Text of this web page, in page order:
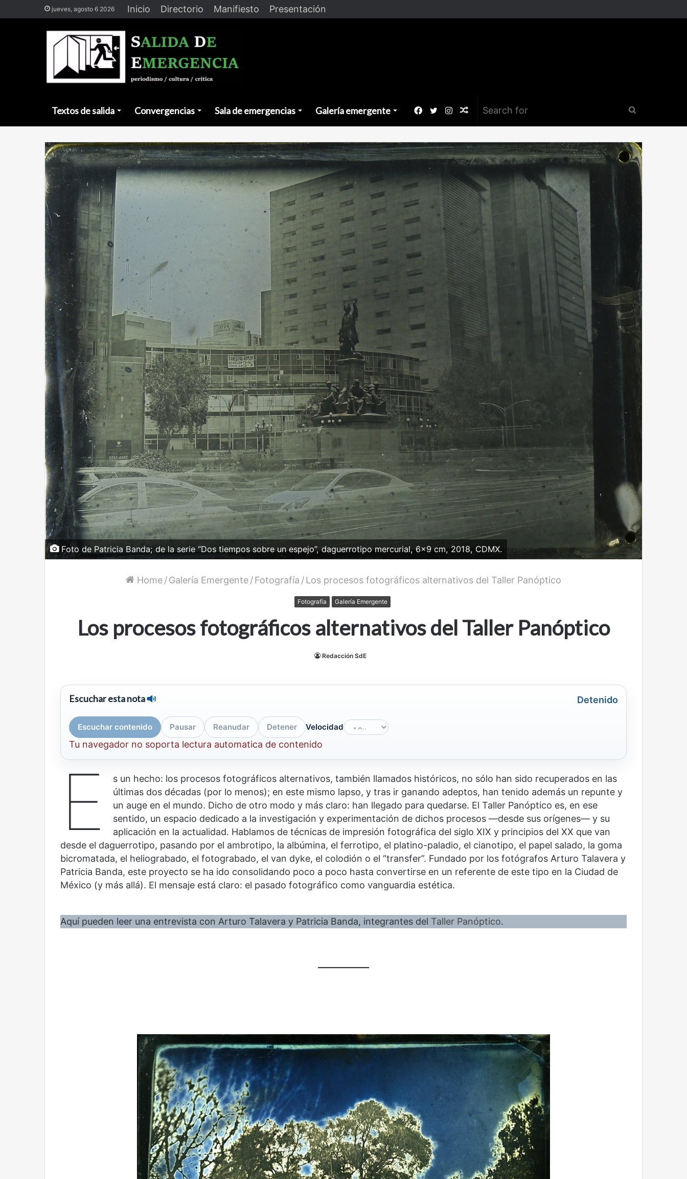
jueves, agosto 6 2026 Inicio Directorio Manifiesto Presentación
Textos de salida Convergencias Sala de emergencias Galería emergente
for
Random
Article
Instagram
Twitter
Facebook
Foto de Patricia Banda; de la serie “Dos tiempos sobre un espejo”, daguerrotipo mercurial, 6x9 cm, 2018, CDMX.
Home/Galería Emergente/Fotografía /Los procesos fotográficos alternativos del Taller Panóptico
Fotografía Galería Emergente
Los procesos fotográficos alternativos del Taller Panóptico
Redacción SdE
Escuchar esta nota Detenido
Escuchar contenido Pausar Reanudar Detener Velocidad
Tu navegador no soporta lectura automatica de contenido
E
s un hecho: los procesos fotográficos alternativos, también llamados históricos, no sólo han sido recuperados en las
últimas dos décadas (por lo menos); en este mismo lapso, y tras ir ganando adeptos, han tenido además un repunte y
un auge en el mundo. Dicho de otro modo y más claro: han llegado para quedarse. El Taller Panóptico es, en ese
sentido, un espacio dedicado a la investigación y experimentación de dichos procesos —desde sus orígenes— y su
aplicación en la actualidad. Hablamos de técnicas de impresión fotográfica del siglo XIX y principios del XX que van
desde el daguerrotipo, pasando por el ambrotipo, la albúmina, el ferrotipo, el platino-paladio, el cianotipo, el papel salado, la goma
bicromatada, el heliograbado, el fotograbado, el van dyke, el colodión o el “transfer”. Fundado por los fotógrafos Arturo Talavera y
Patricia Banda, este proyecto se ha ido consolidando poco a poco hasta convertirse en un referente de este tipo en la Ciudad de
México (y más allá). El mensaje está claro: el pasado fotográfico como vanguardia estética.
Aquí pueden leer una entrevista con Arturo Talavera y Patricia Banda, integrantes del Taller Panóptico.